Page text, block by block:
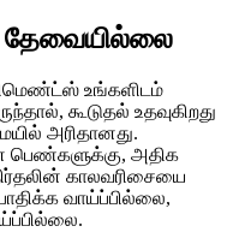
தேவையில்லை
உங்களிடம்
கூடுதல் உதவுகிறது
அரிதானது.
பெண்களுக்கு, அதிக
காலவரிசையை
வாய்ப்பில்லை,